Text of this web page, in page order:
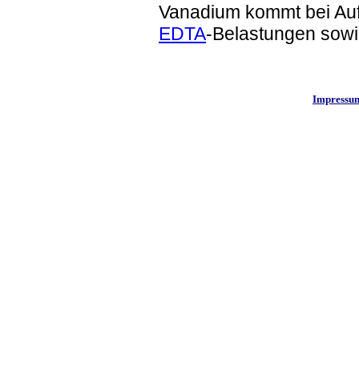
Vanadium kommt bei
EDTA-Belastungen